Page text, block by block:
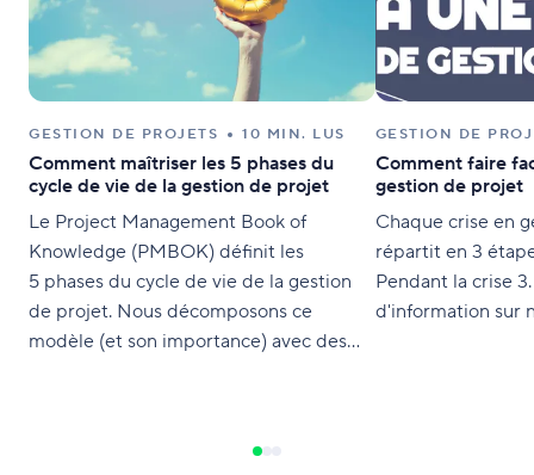
GESTION DE PROJETS 10 MIN. LUS
Comment maîtriser les 5 phases du
cycle de vie de la gestion de projet
Le Project Management Book of
Knowledge (PMBOK) définit les
5 phases du cycle de vie de la gestion
de projet. Nous décomposons ce
modèle (et son importance) avec des
et votre équipe puissiez créer un projet
GESTION DE
Comment faire
gestion de projet
Chaque crise en
répartit en 3
Pendant la crise
d'information sur